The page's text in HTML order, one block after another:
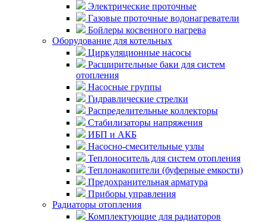
Электрические проточные
Газовые проточные водонагреватели
Бойлеры косвенного нагрева
Оборудование для котельных
Циркуляционные насосы
Расширительные баки для систем
отопления
Насосные группы
Гидравлические стрелки
Распределительные коллекторы
Стабилизаторы напряжения
ИБП и АКБ
Насосно-смесительные узлы
Теплоноситель для систем отопления
Теплонакопители (буферные емкости)
Предохранительная арматура
Приборы управления
Радиаторы отопления
Комплектующие для радиаторов